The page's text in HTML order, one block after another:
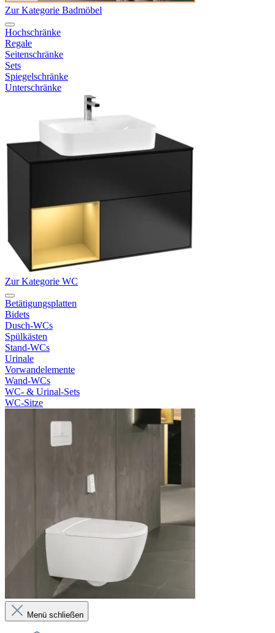
Zur Kategorie Badmöbel
Hochschränke
Regale
Seitenschränke
Sets
Spiegelschränke
Unterschränke
Zur Kategorie WC
Betätigungsplatten
Bidets
Dusch-WCs
Spülkästen
Stand-WCs
Urinale
Vorwandelemente
Wand-WCs
WC- & Urinal-Sets
WC-Sitze
Menü schließen